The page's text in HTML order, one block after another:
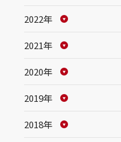
2022年
2021年
2020年
2019年
2018年